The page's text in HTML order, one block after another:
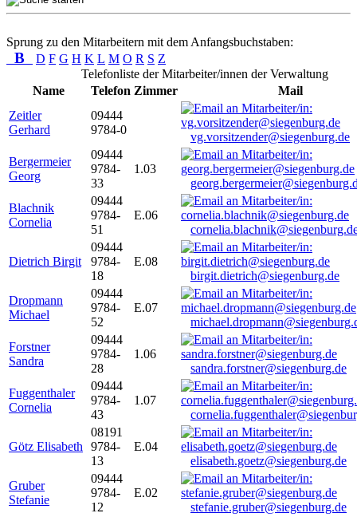
Sprung zu den Mitarbeitern mit dem Anfangsbuchstaben:
B D F G H K L M O R S Z
Telefonliste der Mitarbeiter/innen der Verwaltung
Name
Telefon Zimmer
Mail
Zeitler
Gerhard
09444
9784-0
vg.vorsitzender@siegenburg.de
Bergermeier
Georg
09444
9784-
33
1.03
Blachnik
Cornelia
09444
9784-
51
E.06
Dietrich Birgit
09444
9784-
18
E.08
birgit.dietrich@siegenburg.de
Dropmann
Michael
09444
9784-
52
E.07
Forstner
Sandra
09444
9784-
28
1.06
sandra.forstner@siegenburg.de
Fuggenthaler
Cornelia
09444
9784-
43
1.07
Götz Elisabeth
08191
9784-
13
E.04
elisabeth.goetz@siegenburg.de
Gruber
Stefanie
09444
9784-
12
E.02
stefanie.gruber@siegenburg.de